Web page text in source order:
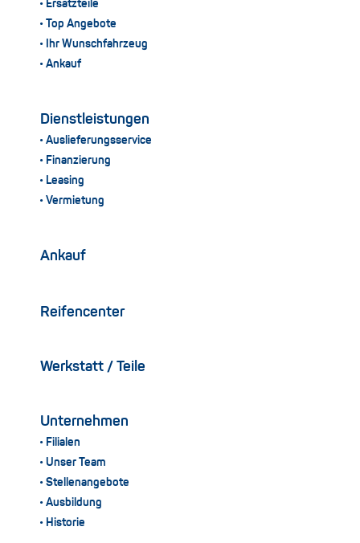
Ersatzteile
Top Angebote
Ihr Wunschfahrzeug
Ankauf
Dienstleistungen
Auslieferungsservice
Finanzierung
Leasing
Vermietung
Ankauf
Reifencenter
Werkstatt / Teile
Unternehmen
Filialen
Unser Team
Stellenangebote
Ausbildung
Historie